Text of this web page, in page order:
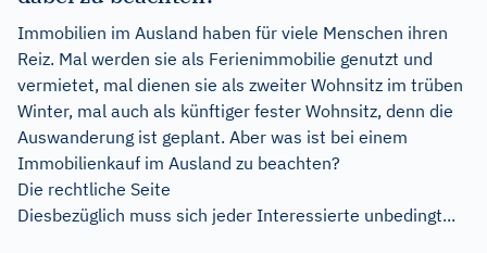
Immobilien im Ausland haben für viele Menschen ihren
Reiz. Mal werden sie als Ferienimmobilie genutzt und
vermietet, mal dienen sie als zweiter Wohnsitz im trüben
Winter, mal auch als künftiger fester Wohnsitz, denn die
Auswanderung ist geplant. Aber was ist bei einem
Immobilienkauf im Ausland zu beachten?
Die rechtliche Seite
Diesbezüglich muss sich jeder Interessierte unbedingt...